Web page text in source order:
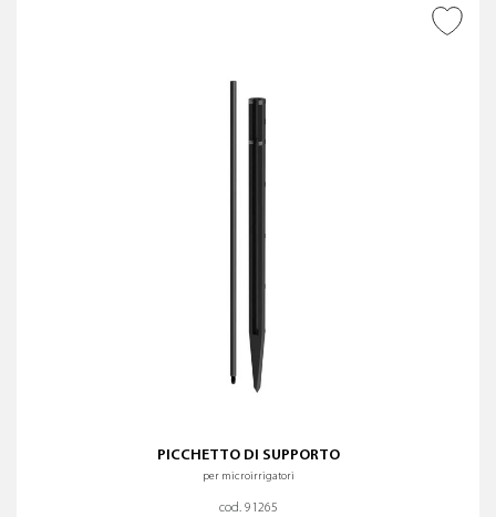
PICCHETTO DI SUPPORTO
per microirrigatori
cod. 91265